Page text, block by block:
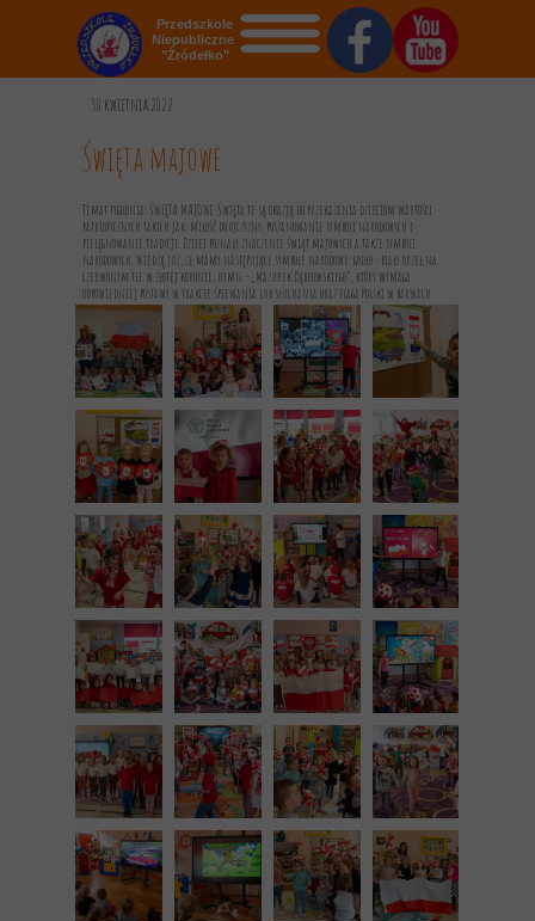
STRONA GŁÓWNA
OGŁOSZENIA
REKRUTACJA
GALERIA
KONTAKT
DOKUMENTY
Przedszkole
Niepubliczne
"Źródełko"
30 kwietnia 2022
Święta majowe
Temat tygodnia: ŚWIĘTA MAJOWE. Święta te są okazją do przekazania dzieciom wartości
patriotycznych takich jak: miłość do ojczyzny, poszanowanie symboli narodowych i
pielęgnowanie tradycji. Dzieci poznały znaczenie świąt majowych a także symboli
narodowych. Wiedzą już, że mamy następujące symbole narodowe: godło - biały orzeł na
czerwonym tle w złotej koronie, hymn –„Mazurek Dąbrowskiego”, który wymaga
odpowiedniej postawy w trakcie śpiewania lub słuchania oraz flaga Polski w barwach
biało - czerwonych .